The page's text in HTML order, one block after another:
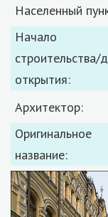
Населенный
Начало
строительства/
открытия:
Архитектор:
Оригинальное
название: